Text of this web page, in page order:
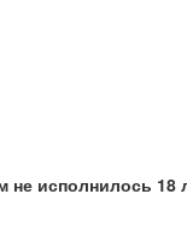
исполнилось 18